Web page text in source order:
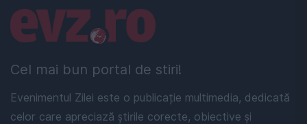
Cel mai bun portal de stiri!
Evenimentul Zilei este o publicație multimedia, dedicată
celor care apreciază știrile corecte, obiective și
Linkuri utile